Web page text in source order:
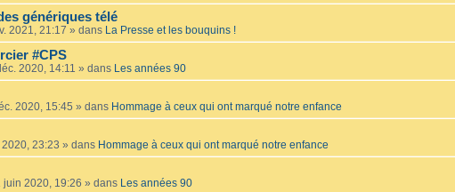
génériques télé
2021, 21:17 » dans La Presse et les bouquins !
#CPS
2020, 14:11 » dans Les années 90
2020, 15:45 » dans Hommage à ceux qui ont marqué notre enfance
23:23 » dans Hommage à ceux qui ont marqué notre enfance
juin 2020, 19:26 » dans Les années 90